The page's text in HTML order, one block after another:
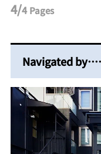
4/4Pages
Navigated